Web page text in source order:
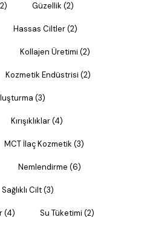
Güzellik (2)
Hassas Ciltler(2)
Kollajen Üretimi (2)
Kozmetik Endüstrisi (2)
(3)
Kırışıklıklar(4)
MCT İlaç Kozmetik (3)
Nemlendirme (6)
Sağlıklı Cilt(3)
(4) Su Tüketimi (2)